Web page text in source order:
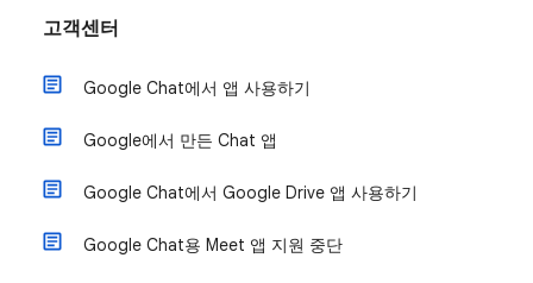
고객센터
Google Chat에서 앱 사용하기
Google에서 만든 Chat 앱
Google Chat에서 Google Drive 앱 사용하기
Google Chat용 Meet 앱 지원 중단